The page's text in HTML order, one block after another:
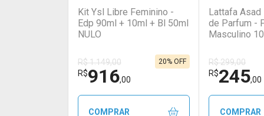
Ativar Desconto
Comprar sem Desconto
Comprar sem Desconto
Ativar
Comprar
Comprar
Kit Ysl Libre Feminino -
Edp 90ml + 10ml + Bl 50ml
NULO
R$ 1.149,00
R$916,00
20% OFF
COMPRAR
Lattafa Asad
de Parfum -
Masculino
R$ 299,00
R$245,00
COMPRAR